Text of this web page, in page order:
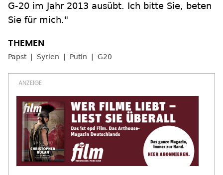
G-20 im Jahr 2013 ausübt. Ich bitte Sie, beten
Sie für mich."
Papst Syrien Putin G20